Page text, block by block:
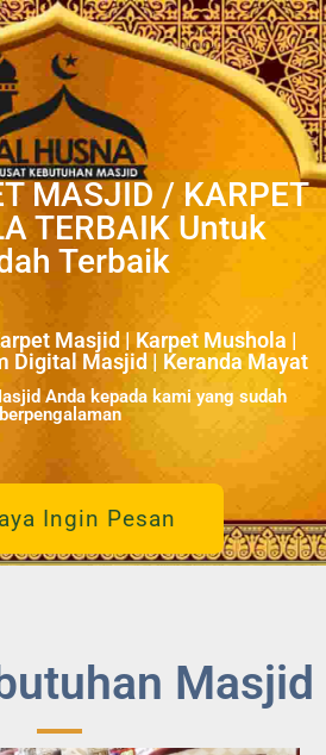
MASJID / KARPET
TERBAIK Untuk
Terbaik
Masjid | Karpet Mushola |
Digital Masjid | Keranda Mayat
Anda kepada kami yang sudah
berpengalaman
Ingin Pesan
Masjid